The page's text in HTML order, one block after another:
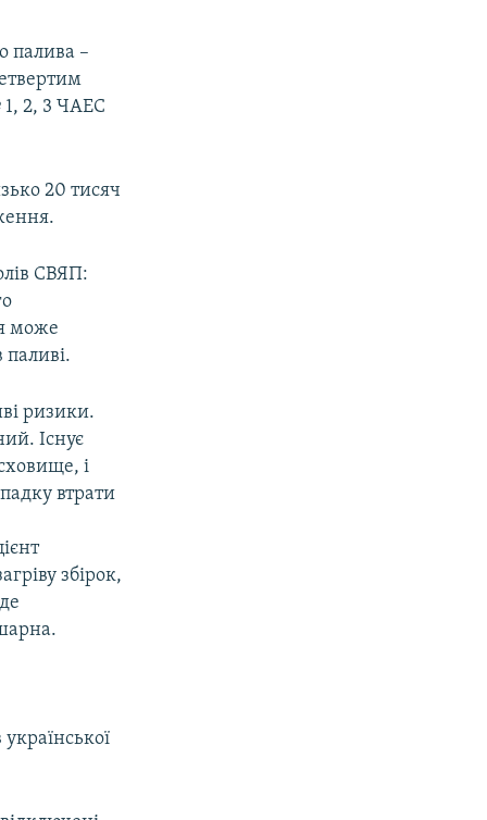
палива –
1, 2, 3 ЧАЕС
20 тисяч
СВЯП:
може
паливі.
ризики.
Існує
і
втрати
збірок,